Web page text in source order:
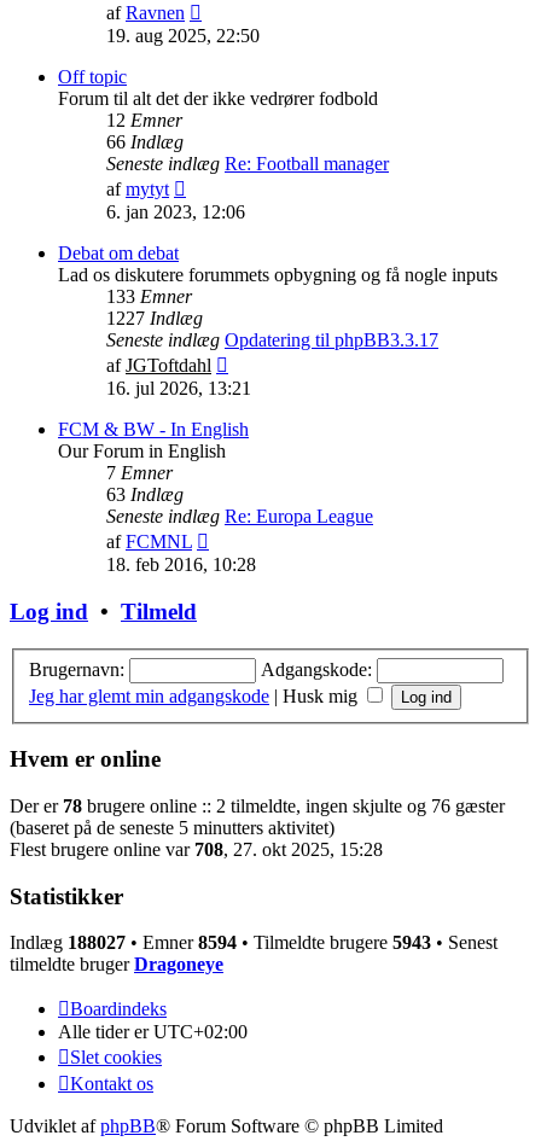
afRavnen
det
19. aug 2025, 22:50
Off topic
Forum til alt det der ikke vedrører fodbold
12 Emner
66 Indlæg
Seneste indlæg Re: Football manager
afmytyt
det
6. jan 2023, 12:06
Debat om debat
Lad os diskutere forummets opbygning og få nogle inputs
133 Emner
1227 Indlæg
Seneste indlæg Opdatering til phpBB3.3.17
afJGToftdahl
det
indlæg
16. jul 2026, 13:21
FCM & BW - In English
Our Forum in English
7 Emner
63 Indlæg
Seneste indlæg Re: Europa League
afFCMNL
det
18. feb 2016, 10:28
Log ind • Tilmeld
Brugernavn:
Adgangskode:
Jeg har glemt min adgangskode | Husk mig
Hvem er online
Der er 78 brugere online :: 2 tilmeldte, ingen skjulte og 76 gæster
(baseret på de seneste 5 minutters aktivitet)
Flest brugere online var 708, 27. okt 2025, 15:28
Statistikker
Indlæg 188027 • Emner8594 • Tilmeldte brugere 5943 • Senest
tilmeldte brugerDragoneye
Boardindeks
Alle tider erUTC+02:00
Slet cookies
Kontakt os
Udviklet afphpBB® Forum Software © phpBB Limited